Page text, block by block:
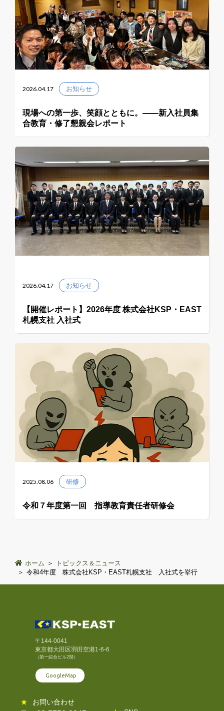
2026.04.17 お知らせ
現場への第一歩、笑顔とともに。――新入社員集
合教育・修了懇親会レポート
2026.04.17 お知らせ
【開催レポート】2026年度 株式会社KSP・EAST
札幌支社 入社式
2025.08.06 研修
令和７年度第一回 指導教育責任者研修会
ホーム
トピックス＆ニュース
令和4年度 株式会社KSP・EAST札幌支社 入社式を挙行
〒144-0041
東京都大田区羽田空港1-6-6
（第一綜合ビル2階）
GoogleMap
★ お問い合わせ